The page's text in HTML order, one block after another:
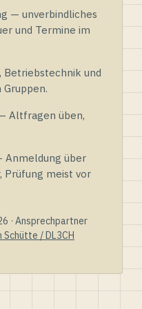
— unverbindliches
und Termine im
Betriebstechnik und
Altfragen üben,
über
Prüfung meist vor
· Ansprechpartner
Schütte / DL3CH